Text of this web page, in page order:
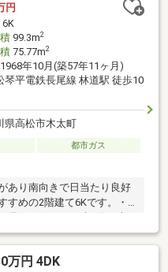
円
6K
99.3m2
75.77m2
1968年10月(築57年11ヶ月)
琴平電鉄長尾線 林道駅 徒歩10
県高松市木太町
都市ガス
あり南向きで日当たり良好
すめの2階建て6Kです。・
号まで1600m（車4分）車
まで750m（徒歩10分）、
分）アクセス良好です。
西店まで150m（徒歩2
万円 4DK